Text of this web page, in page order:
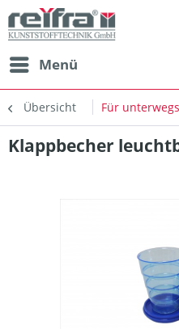
Menü
Übersicht Für unterwegs
Klappbecher